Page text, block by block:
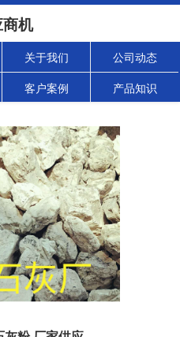
机
关于我们 公司动态
客户案例 产品知识